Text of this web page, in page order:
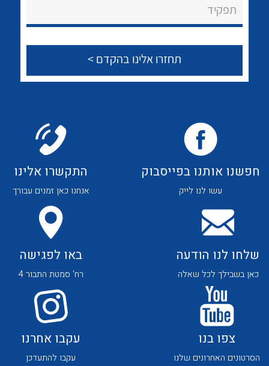
צור קשר
לכל מוצרי היצרן לכל מוצרי היצרן
תפקיד
חפשנו אותנו בפייסבוק
עשו לנו לייק
התקשרו אלינו
אנחנו כאן זמנים עבורך
שלחו לנו הודעה
כאן בשבילך לכל שאלה
באו לפגישה
רח' סמטת התבור 4
צפו בנו
הסרטונים האחרונים שלנו
עקבו אחרנו
עקבו להתעדכן